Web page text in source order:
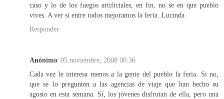
caso y lo de los fuegos artificiales, en fin, no se en que pueblo
vives. A ver si entre todos mejoramos la feria. Lucinda
Responder
Anónimo 05 noviembre, 2008 00:36
Cada vez le interesa menos a la gente del pueblo la feria. Si no,
que se lo pregunten a las agencias de viaje que han hecho su
agosto en esta semana. Sí, los jóvenes disfrutan de ella, pero una